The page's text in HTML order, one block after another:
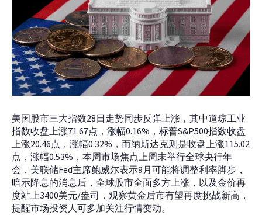
美国股市三大指数28日走势同步反弹上涨，其中道琼工业
指数收盘上涨71.67点，涨幅0.16%，标普S&P500指数收盘
上涨20.46点，涨幅0.32%，而纳斯达克则是收盘上涨115.02
点，涨幅0.53%，本周市场焦点上周末举行全球央行年
会，美联储Fed主席鲍威尔表示9月可能将调整利率脚步，
暗示降息的消息后，全球股市全面多方上涨，以及金价再
度站上3400美元/盎司，观察黄金后市有望再度挑战新高，
提醒市场投资人可多加关注行情变动。